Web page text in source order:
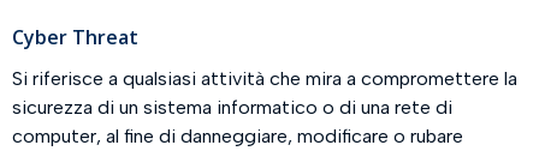
Cyber Threat
Si riferisce a qualsiasi attività che mira a compromettere la
sicurezza di un sistema informatico o di una rete di
computer, al fine di danneggiare, modificare o rubare